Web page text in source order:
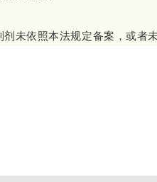
未依照本法规定备案，或